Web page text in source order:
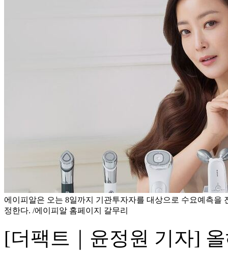
에이피알은 오는 8일까지 기관투자자를 대상으로 수요예측을
정한다. /에이피알 홈페이지 갈무리
[더팩트｜윤정원 기자]